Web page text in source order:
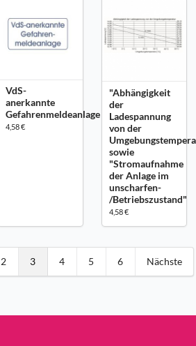
VdS-
anerkannte
Gefahrenmeldeanlage
4,58 €
"Abhängigkeit
der
Ladespannung
von der
sowie
"Stromaufnahme
der Anlage im
unscharfen-
/Betriebszustand"
4,58 €
2 3 4 5 6 Nächste